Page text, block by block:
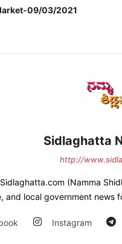
09/03/2021
Sidlaghatta
http://
(Namma
and local government news
Instagram